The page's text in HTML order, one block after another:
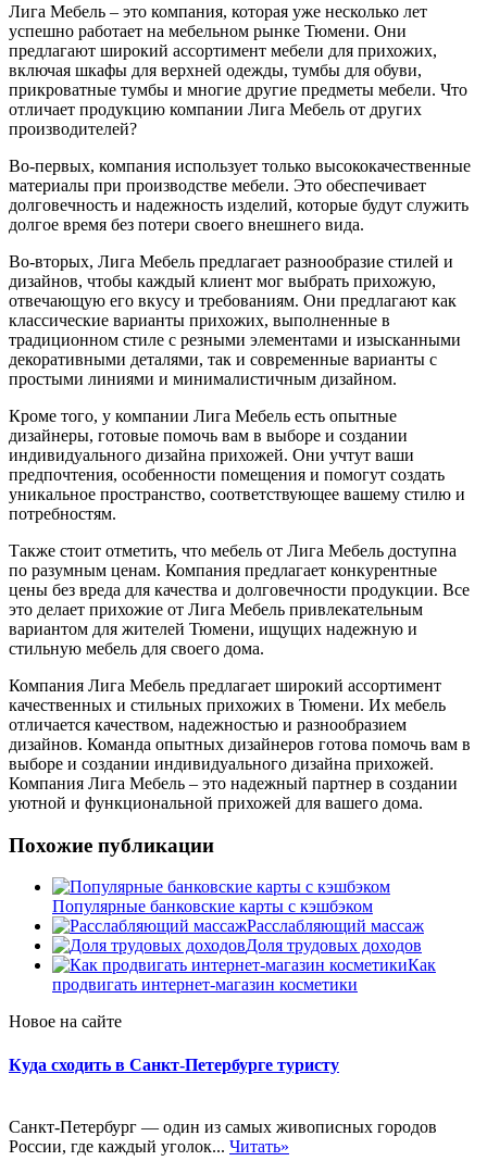
Лига Мебель – это компания, которая уже несколько лет
успешно работает на мебельном рынке Тюмени. Они
предлагают широкий ассортимент мебели для прихожих,
включая шкафы для верхней одежды, тумбы для обуви,
прикроватные тумбы и многие другие предметы мебели. Что
отличает продукцию компании Лига Мебель от других
производителей?
Во-первых, компания использует только высококачественные
материалы при производстве мебели. Это обеспечивает
долговечность и надежность изделий, которые будут служить
долгое время без потери своего внешнего вида.
Во-вторых, Лига Мебель предлагает разнообразие стилей и
дизайнов, чтобы каждый клиент мог выбрать прихожую,
отвечающую его вкусу и требованиям. Они предлагают как
классические варианты прихожих, выполненные в
традиционном стиле с резными элементами и изысканными
декоративными деталями, так и современные варианты с
простыми линиями и минималистичным дизайном.
Кроме того, у компании Лига Мебель есть опытные
дизайнеры, готовые помочь вам в выборе и создании
индивидуального дизайна прихожей. Они учтут ваши
предпочтения, особенности помещения и помогут создать
уникальное пространство, соответствующее вашему стилю и
потребностям.
Также стоит отметить, что мебель от Лига Мебель доступна
по разумным ценам. Компания предлагает конкурентные
цены без вреда для качества и долговечности продукции. Все
это делает прихожие от Лига Мебель привлекательным
вариантом для жителей Тюмени, ищущих надежную и
стильную мебель для своего дома.
Компания Лига Мебель предлагает широкий ассортимент
качественных и стильных прихожих в Тюмени. Их мебель
отличается качеством, надежностью и разнообразием
дизайнов. Команда опытных дизайнеров готова помочь вам в
выборе и создании индивидуального дизайна прихожей.
Компания Лига Мебель – это надежный партнер в создании
уютной и функциональной прихожей для вашего дома.
Похожие публикации
Популярные банковские карты с кэшбэком
Расслабляющий массаж
Доля трудовых доходов
Как
продвигать интернет-магазин косметики
Новое на сайте
Куда сходить в Санкт-Петербурге туристу
Санкт-Петербург — один из самых живописных городов
России, где каждый уголок... Читать»